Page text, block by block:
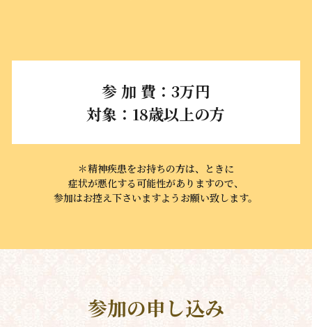
参 加 費：3万円
対象：18歳以上の方
＊精神疾患をお持ちの方は、ときに
症状が悪化する可能性がありますので、
参加はお控え下さいますようお願い致します。
参加の申し込み